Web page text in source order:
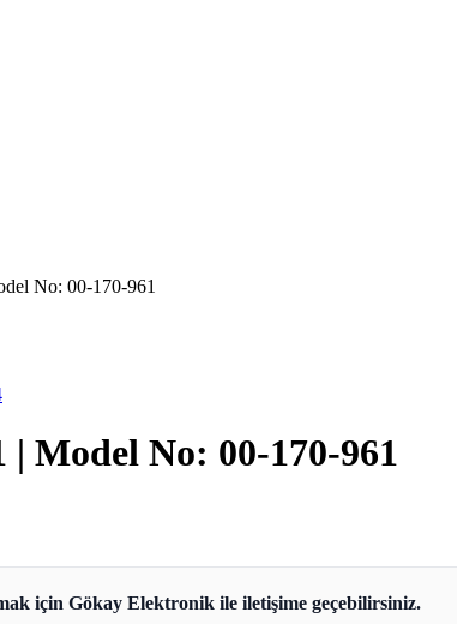
No: 00-170-961
Model No: 00-170-961
için Gökay Elektronik ile iletişime geçebilirsiniz.